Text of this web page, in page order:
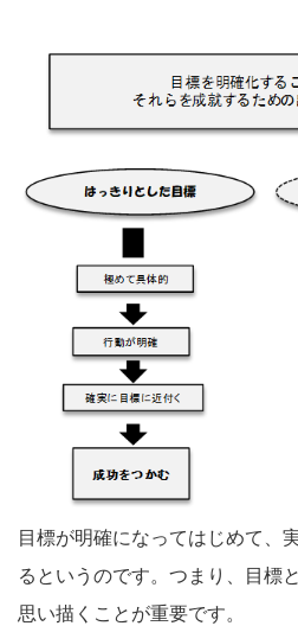
目標が明確になってはじめて、
るというのです。つまり、目標
思い描くことが重要です。